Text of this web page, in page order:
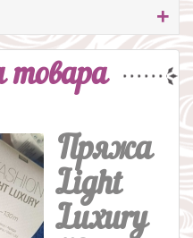
товара
Пряжа
Light
Luxury